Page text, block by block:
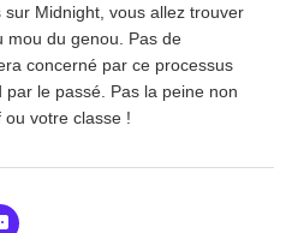
Midnight, vous allez trouver
mou du genou. Pas de
concerné par ce processus
le passé. Pas la peine non
votre classe !